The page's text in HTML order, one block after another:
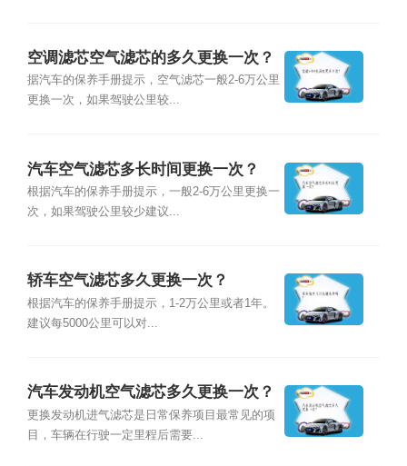
空调滤芯空气滤芯的多久更换一次？
据汽车的保养手册提示，空气滤芯一般2-6万公里
更换一次，如果驾驶公里较...
汽车空气滤芯多长时间更换一次？
根据汽车的保养手册提示，一般2-6万公里更换一
次，如果驾驶公里较少建议...
轿车空气滤芯多久更换一次？
根据汽车的保养手册提示，1-2万公里或者1年。
建议每5000公里可以对...
汽车发动机空气滤芯多久更换一次？
更换发动机进气滤芯是日常保养项目最常见的项
目，车辆在行驶一定里程后需要...